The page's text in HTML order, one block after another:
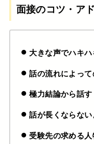
面接のコツ・ア
大きな声でハキ
話の流れによっ
極力結論から話す
話が長くならな
受験先の求める